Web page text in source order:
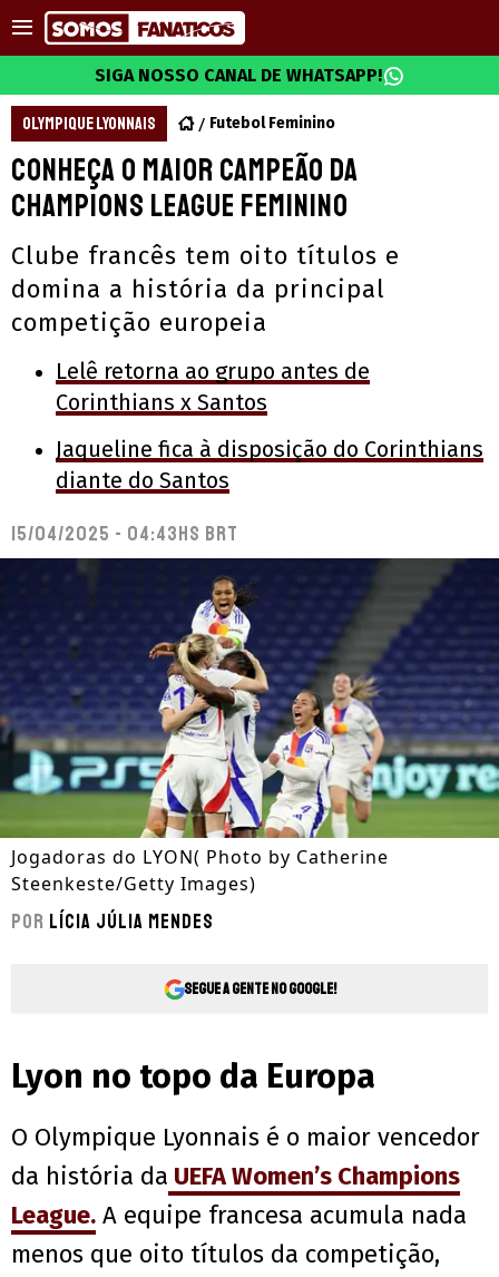
SIGA NOSSO CANAL DE WHATSAPP!
OLYMPIQUE LYONNAIS Futebol Feminino
Conheça o maior campeão da
Champions League Feminino
Clube francês tem oito títulos e
domina a história da principal
competição europeia
Lelê retorna ao grupo antes de
Corinthians x Santos
Jaqueline fica à disposição do Corinthians
diante do Santos
15/04/2025 - 04:43hs BRT
Jogadoras do LYON( Photo by Catherine
Steenkeste/Getty Images)
Por Lícia Júlia Mendes
Segue a gente no Google!
Lyon no topo da Europa
O Olympique Lyonnais é o maior vencedor
da história da UEFA Women’s Champions
League. A equipe francesa acumula nada
menos que oito títulos da competição,